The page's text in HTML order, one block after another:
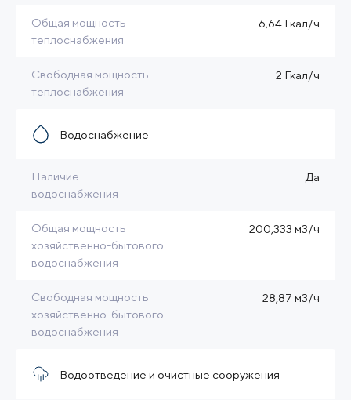
Общая мощность
теплоснабжения
6,64 Гкал/ч
Свободная мощность
теплоснабжения
2 Гкал/ч
Водоснабжение
Наличие
водоснабжения
Да
Общая мощность
хозяйственно-бытового
водоснабжения
200,333 м3/ч
Свободная мощность
хозяйственно-бытового
водоснабжения
28,87 м3/ч
Водоотведение и очистные сооружения